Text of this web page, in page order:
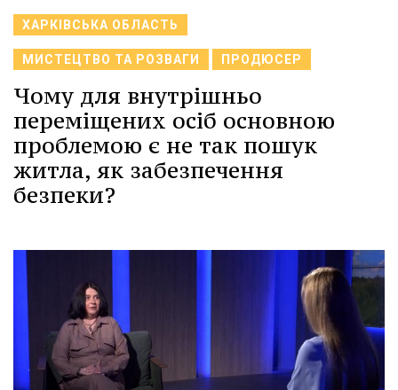
ХАРКІВСЬКА ОБЛАСТЬ
МИСТЕЦТВО ТА РОЗВАГИ ПРОДЮСЕР
Чому для внутрішньо
переміщених осіб основною
проблемою є не так пошук
житла, як забезпечення
безпеки?